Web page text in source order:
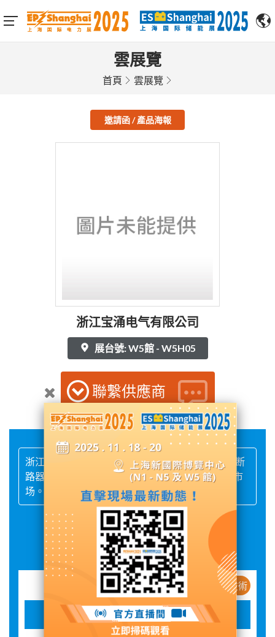
雲展覽
首頁 雲展覽
邀請函 / 產品海報
浙江宝涌电气有限公司
展台號: W5館 - W5H05
聯繫供應商
浙江宝涌电气有限公司专业生产刀开关.隔离开关.断
路器.熔断器及其他产品。本公司产品远销国内外市
场。
展品詳情
新産品 / 新技術
刀开关